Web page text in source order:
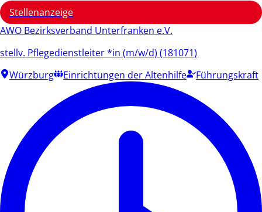
Stellenanzeige
AWO Bezirksverband Unterfranken e.V.
stellv. Pflegedienstleiter *in (m/w/d) (181071)
Würzburg
Einrichtungen der Altenhilfe Führungskraft